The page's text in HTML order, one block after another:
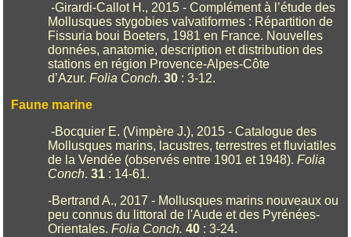
-Girardi-Callot H., 2015 - Complément à l’étude des
Mollusques stygobies valvatiformes : Répartition de
Fissuria boui Boeters, 1981 en France. Nouvelles
données, anatomie, description et distribution des
stations en région Provence-Alpes-Côte
d’Azur.Folia Conch.30 : 3-12.
Faune marine
-Bocquier E. (Vimpère J.), 2015 - Catalogue des
Mollusques marins, lacustres, terrestres et fluviatiles
de la Vendée (observés entre 1901 et 1948).Folia
Conch.31 : 14-61.
-Bertrand A., 2017 - Mollusques marins nouveaux ou
peu connus du littoral de l'Aude et des Pyrénées-
Orientales.Folia Conch. 40 : 3-24.